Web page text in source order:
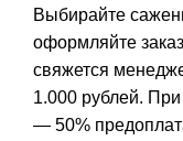
Выбирайте
оформляйте
свяжется
1.000 рублей.
— 50%